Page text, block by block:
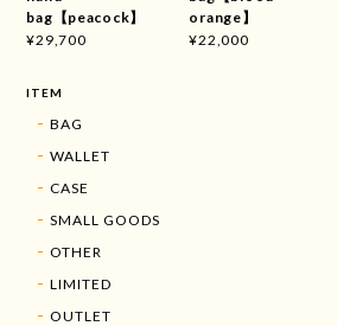
bag【peacock】
¥29,700
orange】
¥22,000
ITEM
BAG
WALLET
CASE
SMALL GOODS
OTHER
LIMITED
OUTLET